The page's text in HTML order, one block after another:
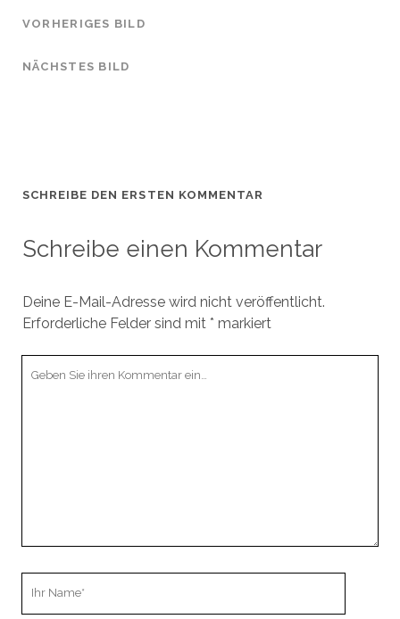
VORHERIGES BILD
NÄCHSTES BILD
SCHREIBE DEN ERSTEN KOMMENTAR
Schreibe einen Kommentar
Deine E-Mail-Adresse wird nicht veröffentlicht.
Erforderliche Felder sind mit * markiert